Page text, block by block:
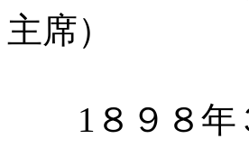
主席）
1８９８年３